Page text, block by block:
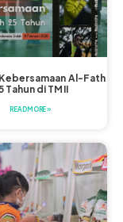
Al-Fath
Tahun di TMII
READ MORE »